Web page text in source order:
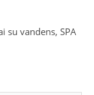
su vandens, SPA